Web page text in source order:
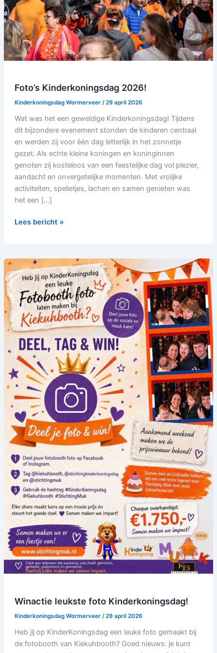
Foto’s Kinderkoningsdag 2026!
Kinderkoningsdag Wormerveer /29 april 2026
Wat was het een geweldige Kinderkoningsdag! Tijdens
dit bijzondere evenement stonden de kinderen centraal
en werden zij voor één dag letterlijk in het zonnetje
gezet. Als echte kleine koningen en koninginnen
genoten zij kosteloos van een feestelijke dag vol plezier,
aandacht en onvergetelijke momenten. Met vrolijke
activiteiten, spelletjes, lachen en samen genieten was
het een […]
Lees bericht »
Winactie leukste foto Kinderkoningsdag!
Kinderkoningsdag Wormerveer /29 april 2026
Heb jij op KinderKoningsdag een leuke foto gemaakt bij
de fotobooth van Kiekuhbooth? Goed nieuws: je kunt
Winactie
leukste
Kinderkoningsdag!